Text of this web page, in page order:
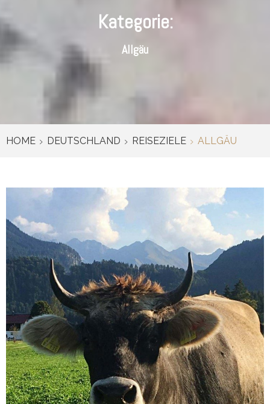
Kategorie:
Allgäu
HOME DEUTSCHLAND REISEZIELE ALLGÄU